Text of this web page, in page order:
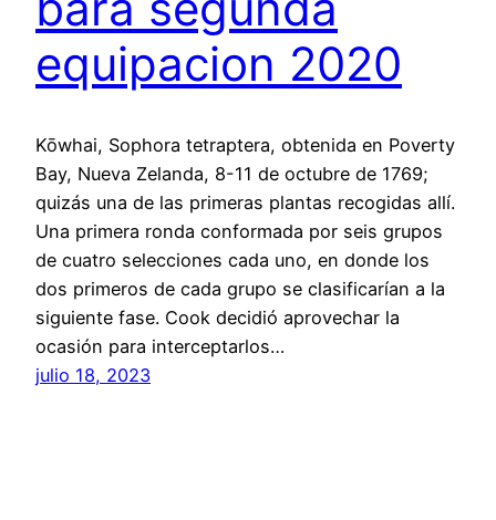
equipacion 2020
Kōwhai, Sophora tetraptera, obtenida en Poverty
Bay, Nueva Zelanda, 8-11 de octubre de 1769;
quizás una de las primeras plantas recogidas allí.
Una primera ronda conformada por seis grupos
de cuatro selecciones cada uno, en donde los
dos primeros de cada grupo se clasificarían a la
siguiente fase. Cook decidió aprovechar la
ocasión para interceptarlos…
julio 18, 2023